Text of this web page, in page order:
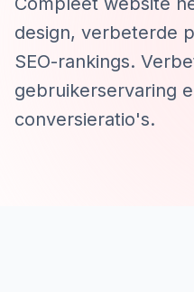
design, verbeterde
SEO-rankings.
gebruikerservaring
conversieratio's.